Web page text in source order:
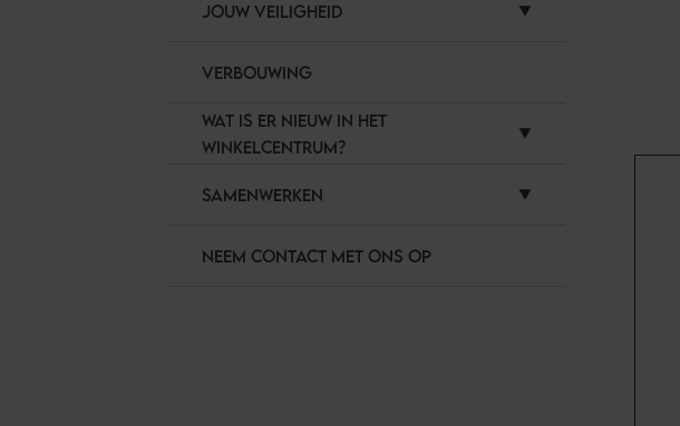
JOUW VEILIGHEID
VERBOUWING
WAT IS ER NIEUW IN HET
WINKELCENTRUM?
SAMENWERKEN
NEEM CONTACT MET ONS OP